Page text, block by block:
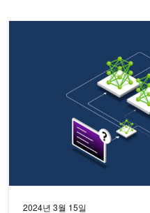
2024년 3월 15일
LLM 아키텍처에 Mixture of